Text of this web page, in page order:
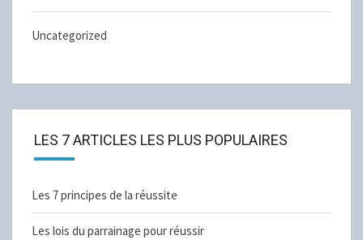
Uncategorized
LES 7 ARTICLES LES PLUS POPULAIRES
Les 7 principes de la réussite
Les lois du parrainage pour réussir